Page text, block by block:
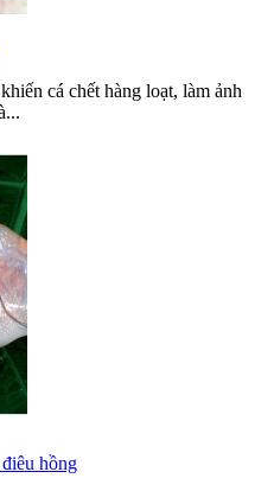
cá chết hàng loạt, làm ảnh
hồng